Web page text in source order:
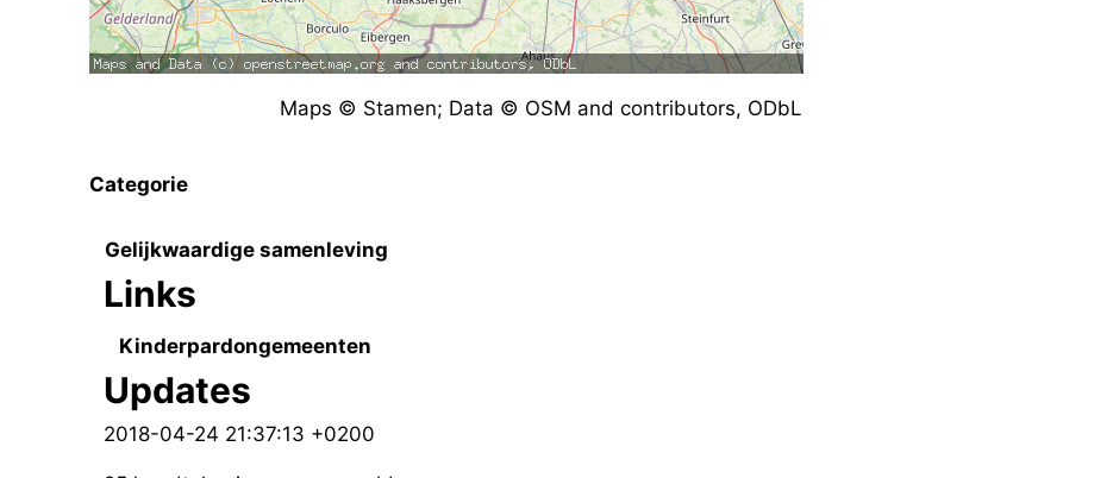
Maps © Stamen; Data © OSM and contributors, ODbL
Categorie
Gelijkwaardige samenleving
Links
Kinderpardongemeenten
Updates
2018-04-24 21:37:13 +0200